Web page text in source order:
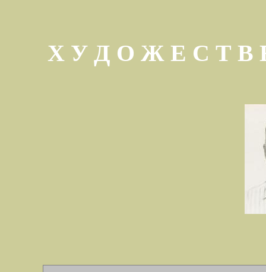
Х У Д О Ж Е С Т